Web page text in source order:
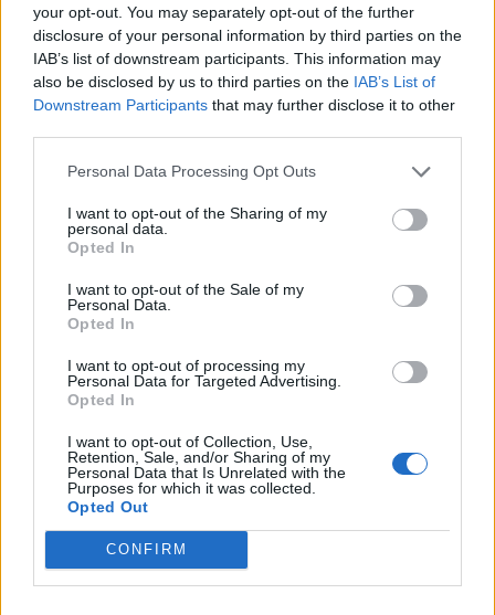
your opt-out. You may separately opt-out of the further
disclosure of your personal information by third parties on the
IAB’s list of downstream participants. This information may
also be disclosed by us to third parties on the IAB’s List of
Downstream Participants that may further disclose it to other
Personal Data Processing Opt Outs
I want to opt-out of the Sharing of my
personal data.
Opted In
I want to opt-out of the Sale of my
Personal Data.
Opted In
I want to opt-out of processing my
Personal Data for Targeted Advertising.
Opted In
I want to opt-out of Collection, Use,
Retention, Sale, and/or Sharing of my
Personal Data that Is Unrelated with the
Purposes for which it was collected.
Opted Out
CONFIRM
Εικονική αερομαχία με
στο Αιγαίο – 10
παραβάσεις και 17
παραβιάσεις ο
απολογισμός
Τραμπ: «Είμαι
δουλειά που
ΔΙΑΦΗΜΙΣΗ